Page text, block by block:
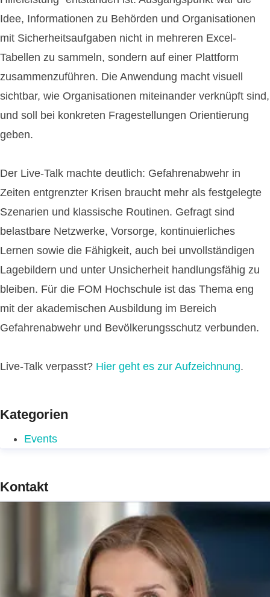
Idee, Informationen zu Behörden und Organisationen
mit Sicherheitsaufgaben nicht in mehreren Excel-
Tabellen zu sammeln, sondern auf einer Plattform
zusammenzuführen. Die Anwendung macht visuell
sichtbar, wie Organisationen miteinander verknüpft sind,
und soll bei konkreten Fragestellungen Orientierung
geben.
Der Live-Talk machte deutlich: Gefahrenabwehr in
Zeiten entgrenzter Krisen braucht mehr als festgelegte
Szenarien und klassische Routinen. Gefragt sind
belastbare Netzwerke, Vorsorge, kontinuierliches
Lernen sowie die Fähigkeit, auch bei unvollständigen
Lagebildern und unter Unsicherheit handlungsfähig zu
bleiben. Für die FOM Hochschule ist das Thema eng
mit der akademischen Ausbildung im Bereich
Gefahrenabwehr und Bevölkerungsschutz verbunden.
Live-Talk verpasst? Hier geht es zur Aufzeichnung.
Kategorien
Events
Kontakt